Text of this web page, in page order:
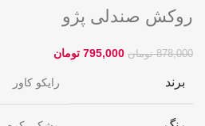
روکش صندلی پژو
878,000 تومان 795,000 تومان
برند رایکو کاور